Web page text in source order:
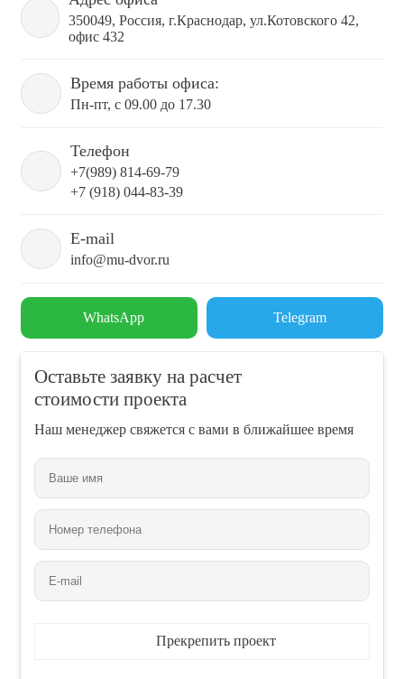
350049, Россия, г.Краснодар, ул.Котовского 42,
офис 432
Время работы офиса:
Пн-пт, с 09.00 до 17.30
Телефон
+7(989) 814-69-79
+7 (918) 044-83-39
E-mail
info@mu-dvor.ru
WhatsApp Telegram
Оставьте заявку на расчет
стоимости проекта
Наш менеджер свяжется с вами в ближайшее время
Прекрепить проект